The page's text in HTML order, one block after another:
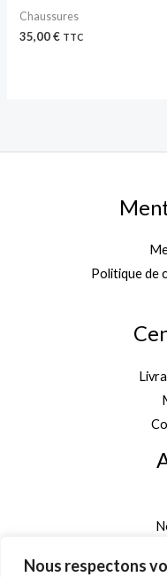
Nous respectons
Chaussures
35,00€ TTC
Politique de